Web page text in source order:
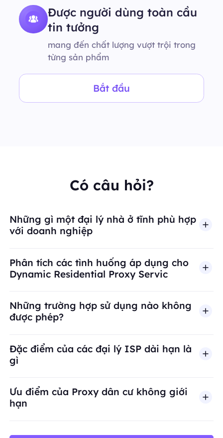
Được người dùng toàn cầu
tin tưởng
mang đến chất lượng vượt trội trong
từng sản phẩm
Bắt đầu
Có câu hỏi?
Những gì một đại lý nhà ở tĩnh phù hợp
với doanh nghiệp
Phân tích các tình huống áp dụng cho
Dynamic Residential Proxy Servic
Những trường hợp sử dụng nào không
được phép?
BestProxy không hỗ trợ gian lận, spam, tương
Đặc điểm của các đại lý ISP dài hạn là
gì
Ưu điểm của Proxy dân cư không giới
hạn